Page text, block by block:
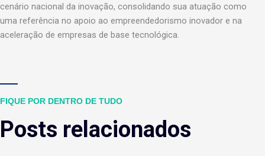
cenário nacional da inovação, consolidando sua atuação como
uma referência no apoio ao empreendedorismo inovador e na
aceleração de empresas de base tecnológica.
FIQUE POR DENTRO DE TUDO
Posts relacionados